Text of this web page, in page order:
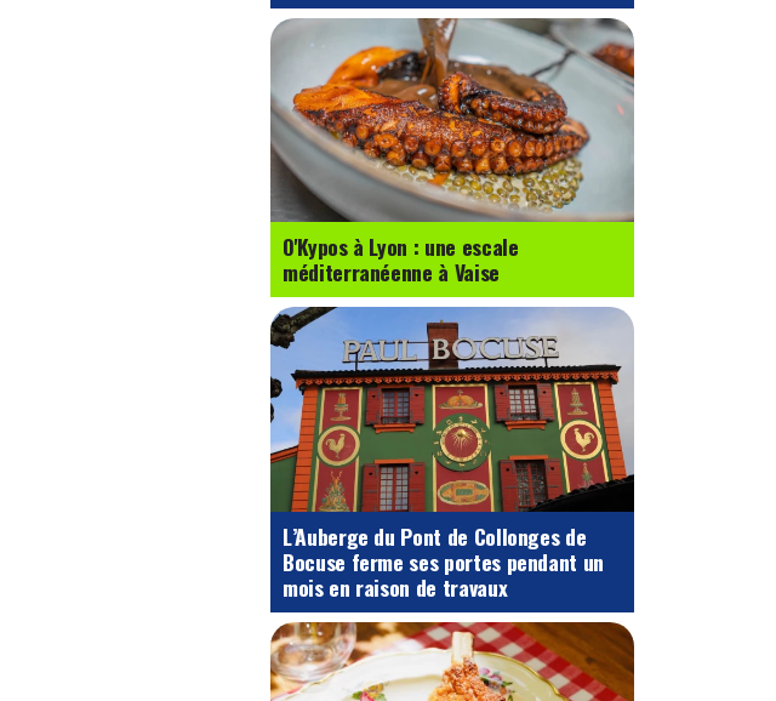
O'Kypos à Lyon : une escale
méditerranéenne à Vaise
L’Auberge du Pont de Collonges de
Bocuse ferme ses portes pendant un
mois en raison de travaux